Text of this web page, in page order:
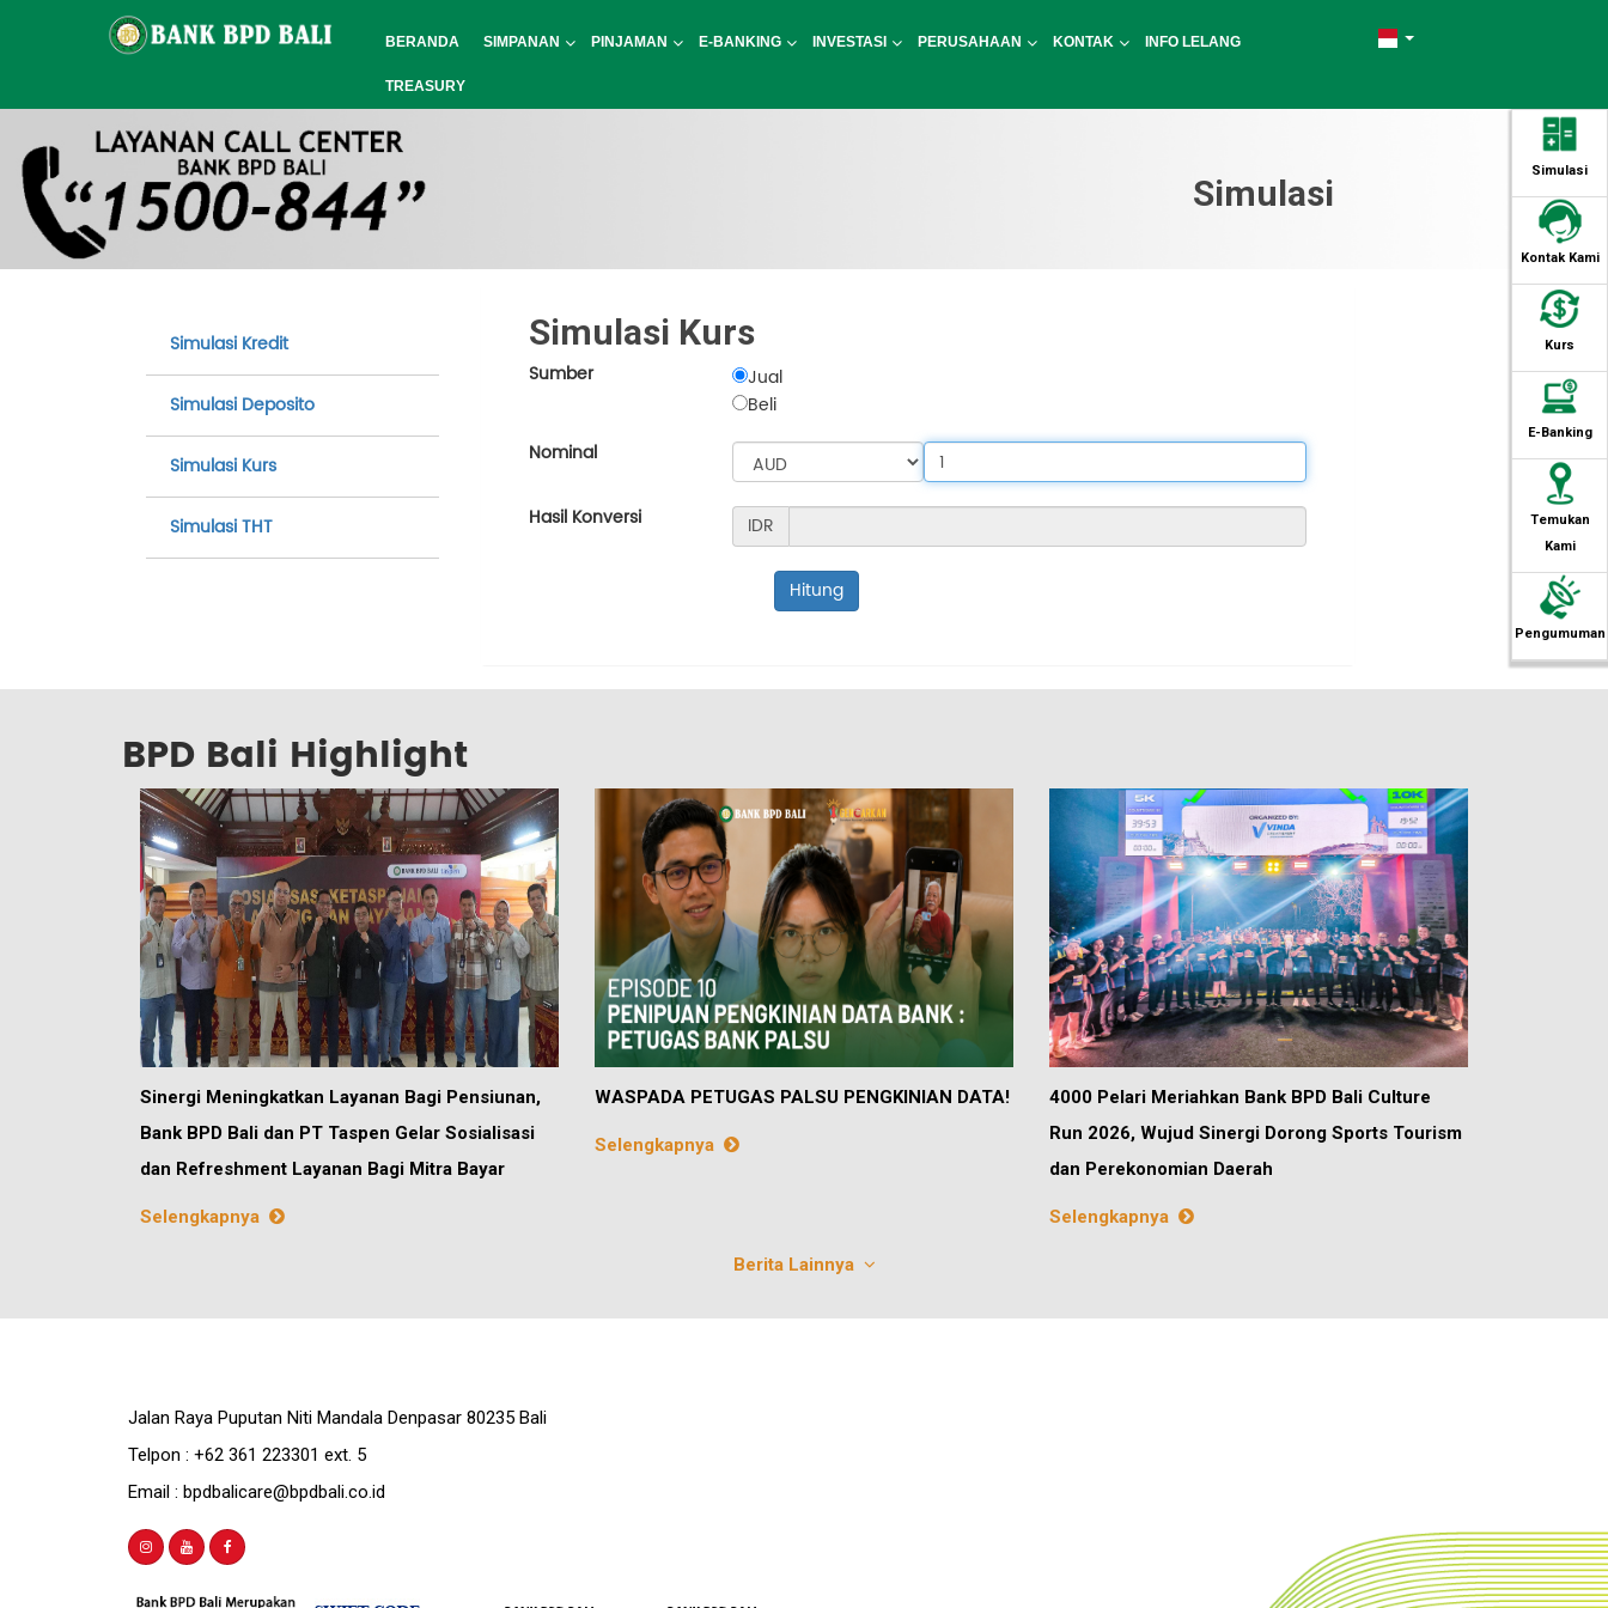
BERANDA SIMPANAN PINJAMAN E-BANKING INVESTASI PERUSAHAAN KONTAK INFO LELANG
TREASURY
Simulasi
Kontak Kami
Kurs
E-Banking
Temukan
Kami
Pengumuman
Simulasi
Simulasi Kredit
Simulasi Deposito
Simulasi Kurs
Simulasi THT
Simulasi Kurs
Sumber
Jual
Beli
Nominal
Hasil Konversi IDR
Hitung
BPD Bali Highlight
Sinergi Meningkatkan Layanan Bagi Pensiunan,
Bank BPD Bali dan PT Taspen Gelar Sosialisasi
dan Refreshment Layanan Bagi Mitra Bayar
Selengkapnya
WASPADA PETUGAS PALSU PENGKINIAN DATA!
Selengkapnya
4000 Pelari Meriahkan Bank BPD Bali Culture
Run 2026, Wujud Sinergi Dorong Sports Tourism
dan Perekonomian Daerah
Selengkapnya
Berita Lainnya
Jalan Raya Puputan Niti Mandala Denpasar 80235 Bali
Telpon : +62 361 223301 ext. 5
Email : bpdbalicare@bpdbali.co.id